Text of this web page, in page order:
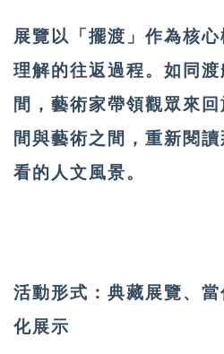
展覽以「擺渡」作為核
理解的往返過程。如同
間，藝術家帶領觀眾來
間與藝術之間，重新閱
看的人文風景。
活動形式： 典藏展覽、
化展示